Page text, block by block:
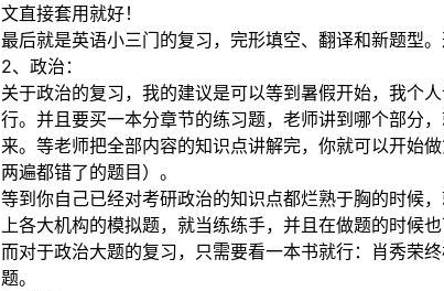
文直接套用就好！
最后就是英语小三门的复习，完形填空、翻译和新题型
2、政治：
关于政治的复习，我的建议是可以等到暑假开始，我个
行。并且要买一本分章节的练习题，老师讲到哪个部分
来。等老师把全部内容的知识点讲解完，你就可以开始
两遍都错了的题目）。
等到你自己已经对考研政治的知识点都烂熟于胸的时候
上各大机构的模拟题，就当练练手，并且在做题的时候也
而对于政治大题的复习，只需要看一本书就行：肖秀荣
题。